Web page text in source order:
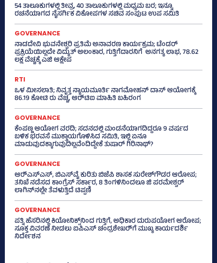
54 ತಾಲೂಕುಗಳಲ್ಲಿ ತೀವ್ರ, 40 ತಾಲೂಕುಗಳಲ್ಲಿ ಮಧ್ಯಮ ಬರ; ಇನ್ನೂ
ರಚನೆಯಾಗದ ನೈಸರ್ಗಿಕ ವಿಕೋಪಗಳ ಸಚಿವ ಸಂಪುಟ ಉಪ ಸಮಿತಿ
GOVERNANCE
ನಾಡದೇವಿ ಭುವನೇಶ್ವರಿ ಪ್ರತಿಮೆ ಅನಾವರಣ ಕಾರ್ಯಕ್ರಮ; ಟೆಂಡರ್
ಪ್ರಕ್ರಿಯೆಯಿಲ್ಲದೇ ವಿದ್ಯುತ್‌ ಅಲಂಕಾರ, ಗುತ್ತಿಗೆದಾರನಿಗೆ ಅನಗತ್ಯ ಲಾಭ, 78.62
ಲಕ್ಷ ವೆಚ್ಚಕ್ಕೆ ಎಜಿ ಆಕ್ಷೇಪ
RTI
ಒಳ ಮೀಸಲಾತಿ; ನಿವೃತ್ತ ನ್ಯಾಯಮೂರ್ತಿ ನಾಗಮೋಹನ್ ದಾಸ್ ಆಯೋಗಕ್ಕೆ
86.19 ಕೋಟಿ ರು ವೆಚ್ಚ, ಆರ್‍‌ಟಿಐ ಮಾಹಿತಿ ಬಹಿರಂಗ
GOVERNANCE
ಕೆಂಪಣ್ಣ ಆಯೋಗ ವರದಿ; ಸದನದಲ್ಲಿ ಮಂಡನೆಯಾಗದಿದ್ದರೂ 9 ವರ್ಷದ
ಬಳಿಕ ಭರವಸೆ ಮುಕ್ತಾಯಗೊಳಿಸಿದ ಸಮಿತಿ, ಇಲ್ಲಿ ಏನೂ
ಮಾಡುವುದಕ್ಕಾಗುವುದಿಲ್ಲವೆಂದಿದ್ದೇಕೆ ತುಷಾರ್ ಗಿರಿನಾಥ್?
GOVERNANCE
ಆರ್‍‌ಎಸ್‌ಎಸ್‌, ಬಿಎಸ್‌ವೈ ಕುರಿತು ಬಿಜೆಪಿ ಶಾಸಕ ಸುರೇಶ್‌ಗೌಡರ ಆರೋಪ;
ತನಿಖೆ ನಡೆಸದ ಕಾಂಗ್ರೆಸ್‌ ಸರ್ಕಾರ, 8 ತಿಂಗಳಿನಿಂದಲೂ ಜಿ ಪರಮೇಶ್ವರ್
ಲಾಗಿನ್‌ನಲ್ಲೇ ತೆವಳುತ್ತಿದೆ ಟಿಪ್ಪಣಿ
GOVERNANCE
ಪತ್ನಿ ಹೆಸರಿನಲ್ಲಿ ಕಿಯೋನಿಕ್ಸ್‌ನಿಂದ ಗುತ್ತಿಗೆ, ಅಧಿಕಾರ ದುರುಪಯೋಗ ಆರೋಪ;
ಸೂಕ್ತ ವಿವರಣೆ ನೀಡಲು ಐಪಿಎಸ್‌ ಚಂದ್ರಶೇಖರ್‍‌ಗೆ ಮುಖ್ಯ ಕಾರ್ಯದರ್ಶಿ
ನಿರ್ದೇಶನ